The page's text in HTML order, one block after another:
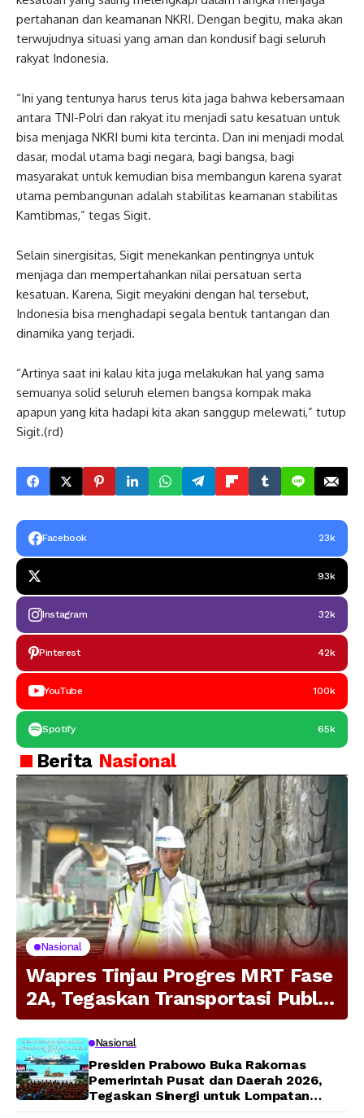
pertahanan dan keamanan NKRI. Dengan begitu, maka akan
terwujudnya situasi yang aman dan kondusif bagi seluruh
rakyat Indonesia.
“Ini yang tentunya harus terus kita jaga bahwa kebersamaan
antara TNI-Polri dan rakyat itu menjadi satu kesatuan untuk
bisa menjaga NKRI bumi kita tercinta. Dan ini menjadi modal
dasar, modal utama bagi negara, bagi bangsa, bagi
masyarakat untuk kemudian bisa membangun karena syarat
utama pembangunan adalah stabilitas keamanan stabilitas
Kamtibmas,” tegas Sigit.
Selain sinergisitas, Sigit menekankan pentingnya untuk
menjaga dan mempertahankan nilai persatuan serta
kesatuan. Karena, Sigit meyakini dengan hal tersebut,
Indonesia bisa menghadapi segala bentuk tantangan dan
dinamika yang terjadi.
“Artinya saat ini kalau kita juga melakukan hal yang sama
semuanya solid seluruh elemen bangsa kompak maka
apapun yang kita hadapi kita akan sanggup melewati,” tutup
Sigit.(rd)
Facebook 23k
93k
Instagram 32k
Pinterest 42k
YouTube 100k
Spotify 65k
Berita Nasional
Nasional
Wapres Tinjau Progres MRT Fase
2A, Tegaskan Transportasi Publik
Modern Jadi Prioritas Nasional
Nasional
Presiden Prabowo Buka Rakornas
Pemerintah Pusat dan Daerah 2026,
Tegaskan Sinergi untuk Lompatan